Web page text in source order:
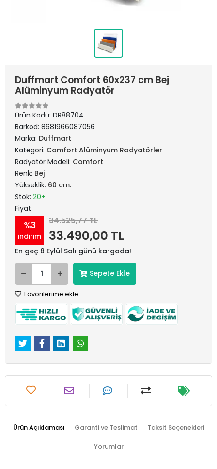
Duffmart Comfort 60x237 cm Bej
Alüminyum Radyatör
Ürün Kodu: DR88704
Barkod: 8681966087056
Marka: Duffmart
Kategori: Comfort Alüminyum Radyatörler
Radyatör Modeli: Comfort
Renk: Bej
Yükseklik: 60 cm.
Stok: 20+
Fiyat
%3
indirim
34.525,77 TL
33.490,00 TL
En geç 8 Eylül Salı günü kargoda!
Sepete Ekle
Favorilerime ekle
Ürün Açıklaması Garanti ve Teslimat Taksit Seçenekleri
Yorumlar